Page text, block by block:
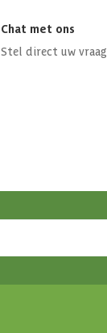
Chat met ons
Stel direct uw vraag